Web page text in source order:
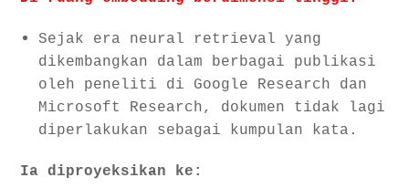
Sejak era neural retrieval yang
dikembangkan dalam berbagai publikasi
oleh peneliti di Google Research dan
Microsoft Research, dokumen tidak lagi
diperlakukan sebagai kumpulan kata.
Ia diproyeksikan ke: